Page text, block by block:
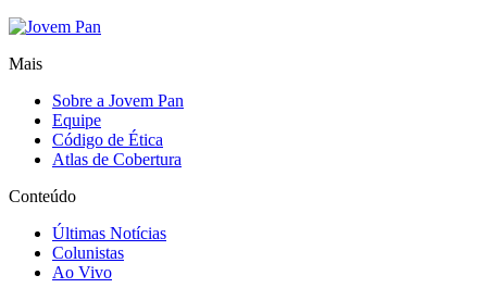
Mais
Sobre a Jovem Pan
Equipe
Código de Ética
Atlas de Cobertura
Conteúdo
Últimas Notícias
Colunistas
Ao Vivo